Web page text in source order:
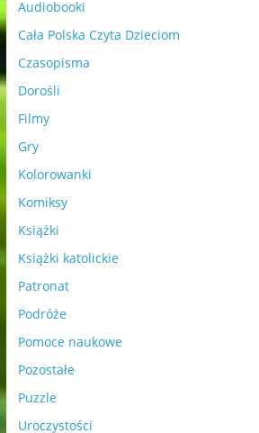
Audiobooki
Cała Polska Czyta Dzieciom
Czasopisma
Dorośli
Filmy
Gry
Kolorowanki
Komiksy
Książki
Książki katolickie
Patronat
Podróże
Pomoce naukowe
Pozostałe
Puzzle
Uroczystości